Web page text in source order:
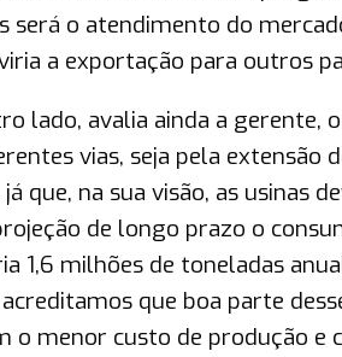
será o atendimento do
a exportação para outros
lado, avalia ainda a gerente,
vias, seja pela extensão
que, na sua visão, as usinas
de longo prazo o
1,6 milhões de toneladas
acreditamos que boa parte
o menor custo de produção e